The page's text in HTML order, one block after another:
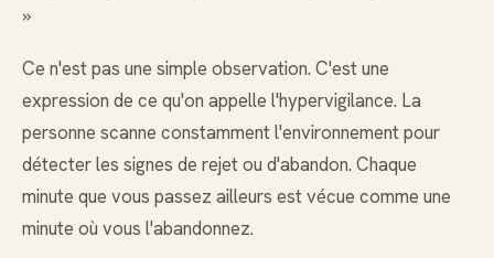
»
Ce n'est pas une simple observation. C'est une
expression de ce qu'on appelle l'hypervigilance. La
personne scanne constamment l'environnement pour
détecter les signes de rejet ou d'abandon. Chaque
minute que vous passez ailleurs est vécue comme une
minute où vous l'abandonnez.